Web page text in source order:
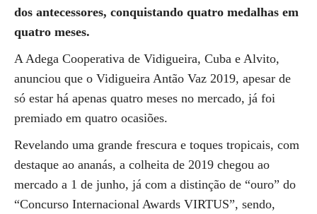
dos antecessores, conquistando quatro medalhas em
quatro meses.
A Adega Cooperativa de Vidigueira, Cuba e Alvito,
anunciou que o Vidigueira Antão Vaz 2019, apesar de
só estar há apenas quatro meses no mercado, já foi
premiado em quatro ocasiões.
Revelando uma grande frescura e toques tropicais, com
destaque ao ananás, a colheita de 2019 chegou ao
mercado a 1 de junho, já com a distinção de “ouro” do
“Concurso Internacional Awards VIRTUS”, sendo,